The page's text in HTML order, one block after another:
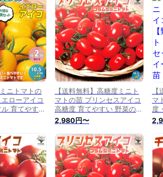
ニトマトの
ローアイコ
育てやすい
ポット 自
個セット ト
苗 ミニトマト
とまとの苗
菜園 ベラン
即納
【送料無料】高糖度ミニト
マトの苗 プリンセスアイコ
高糖度 育てやすい 野菜の苗
10.5cmポット 自根苗 高糖
度 甘い スイーツ トマト苗
とまと苗 ミニトマト苗 トマ
トの苗 プチトマト ガーデニ
ング 家庭菜園 ベランダ菜園
送料無料 即納
2,980円〜
マ
度
買
ま
の
グ